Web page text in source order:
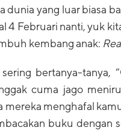
dunia yang luar biasa
4 Februari nanti, yuk
kembang anak:
bertanya-tanya,
cuma jago
mereka menghafal
buku dengan